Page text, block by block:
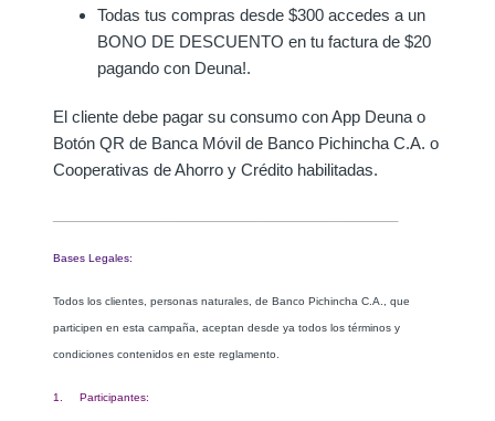
Todas tus compras desde $300 accedes a un
BONO DE DESCUENTO en tu factura de $20
pagando con Deuna!.
El cliente debe pagar su consumo con App Deuna o
Botón QR de Banca Móvil de Banco Pichincha C.A. o
Cooperativas de Ahorro y Crédito habilitadas.
Bases Legales:
Todos los clientes, personas naturales, de Banco Pichincha C.A., que
participen en esta campaña, aceptan desde ya todos los términos y
condiciones contenidos en este reglamento.
1. Participantes: